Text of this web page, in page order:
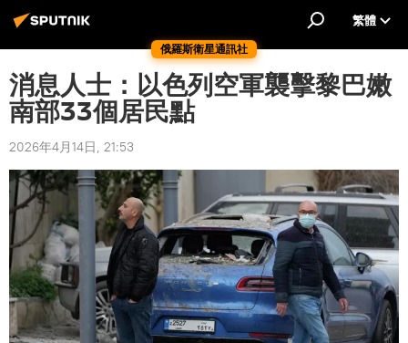
俄羅斯衛星通訊社
繁體
消息人士：以色列空軍襲擊黎巴嫩
南部33個居民點
2026年4月14日, 21:53